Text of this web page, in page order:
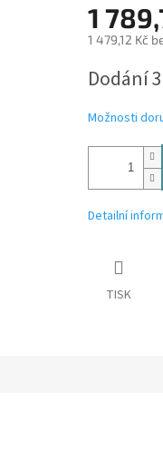
1
1 479,12 Kč
cena:
Dodání
Možnosti
Detailní
TISK